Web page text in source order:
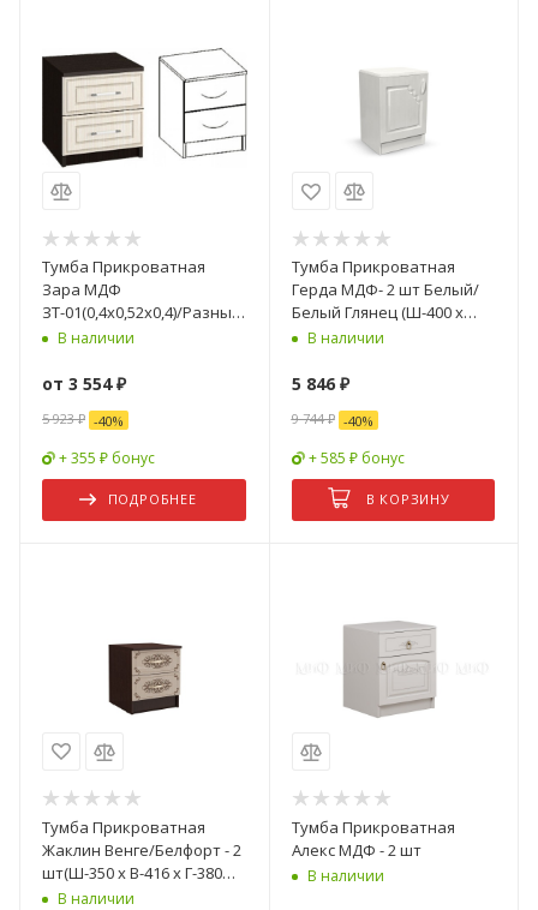
Тумба Прикроватная
Зара МДФ
ЗТ-01(0,4х0,52х0,4)/Разные
Цвета
В наличии
от 3 554 ₽
5 923 ₽ -40%
+ 355 ₽ бонус
ПОДРОБНЕЕ
Тумба Прикроватная
Герда МДФ- 2 шт Белый/
Белый Глянец (Ш-400 x
В-566 x Г-350 мм)
В наличии
5 846₽
9 744₽ -40%
+ 585 ₽ бонус
В КОРЗИНУ
Тумба Прикроватная
Жаклин Венге/Белфорт - 2
шт(Ш-350 х В-416 х Г-380
мм)В наличии
Тумба Прикроватная
Алекс МДФ - 2 шт
В наличии